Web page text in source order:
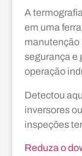
A
em uma
manutenção
segurança e
operação
Detectou
inversores
inspeções
Reduza o